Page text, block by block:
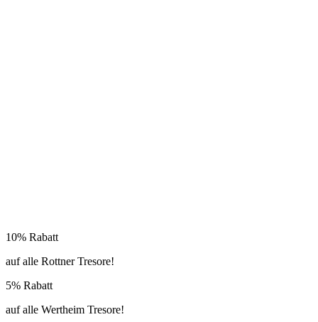
10% Rabatt
auf alle Rottner Tresore!
5% Rabatt
auf alle Wertheim Tresore!